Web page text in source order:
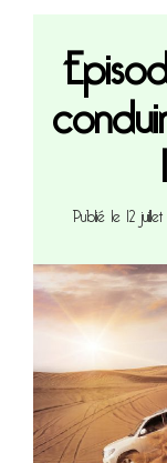
Publié le 12